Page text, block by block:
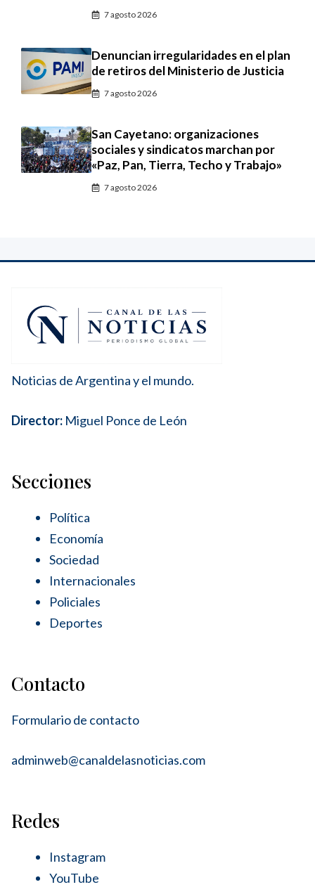
7 agosto 2026
Denuncian irregularidades en el plan
de retiros del Ministerio de Justicia
7 agosto 2026
San Cayetano: organizaciones
sociales y sindicatos marchan por
«Paz, Pan, Tierra, Techo y Trabajo»
7 agosto 2026
Noticias de Argentina y el mundo.
Director: Miguel Ponce de León
Secciones
Política
Economía
Sociedad
Internacionales
Policiales
Deportes
Contacto
Formulario de contacto
adminweb@canaldelasnoticias.com
Redes
Instagram
YouTube